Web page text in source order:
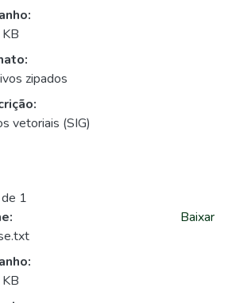
zipados
vetoriais (SIG)
1
Baixar